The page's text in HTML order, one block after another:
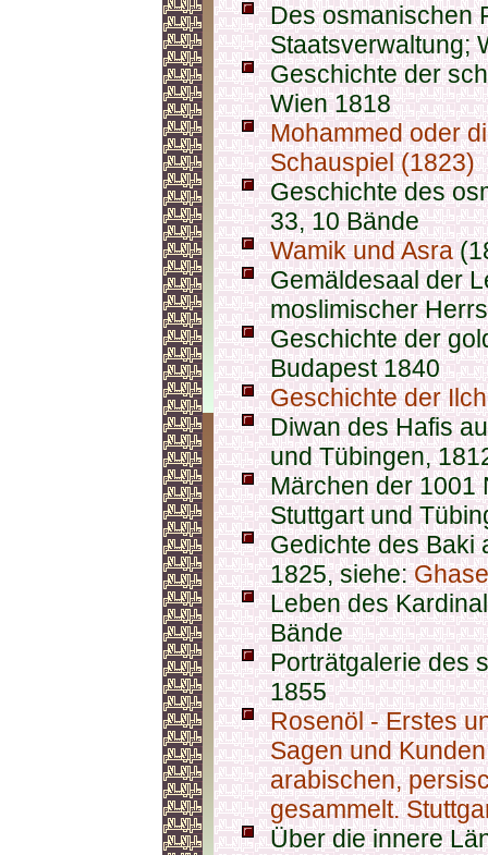
Des osmanischen
Staatsverwaltung;
Geschichte der
Wien 1818
Mohammed oder
Schauspiel (1823)
Geschichte des
33, 10 Bände
Wamik und Asra
Gemäldesaal der
moslimischer
Geschichte der
Budapest 1840
Geschichte der
Diwan des Hafis
und Tübingen,
Märchen der 1001
Stuttgart und
Gedichte des Baki
1825, siehe:
Leben des
Bände
Porträtgalerie des
1855
Rosenöl - Erstes
Sagen und
arabischen,
gesammelt.
Über die innere